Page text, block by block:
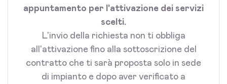
appuntamento per l'attivazione dei servizi
scelti.
L'invio della richiesta non ti obbliga
all'attivazione fino alla sottoscrizione del
contratto che ti sarà proposta solo in sede
di impianto e dopo aver verificato a